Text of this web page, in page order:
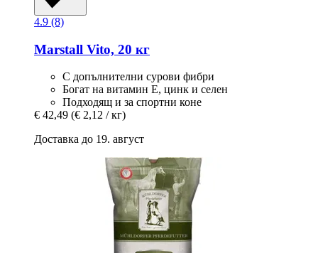
4.9 (8)
Marstall Vito, 20 кг
С допълнителни сурови фибри
Богат на витамин Е, цинк и селен
Подходящ и за спортни коне
€ 42,49 (€ 2,12 / кг)
Доставка до 19. август